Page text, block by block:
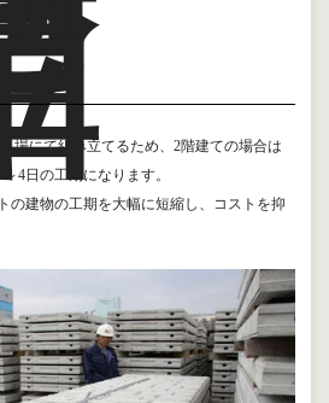
場にて組み立てるため、2階建ての場合は
4日の工期になります。
の建物の工期を大幅に短縮し、コストを抑